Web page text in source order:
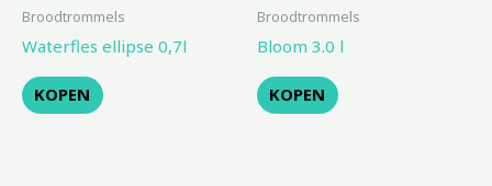
Broodtrommels
Waterfles ellipse 0,7l
KOPEN
Broodtrommels
Bloom 3.0 l
KOPEN